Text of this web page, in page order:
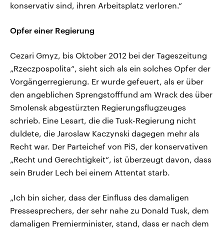
konservativ sind, ihren Arbeitsplatz verloren.“
Opfer einer Regierung
Cezari Gmyz, bis Oktober 2012 bei der Tageszeitung
„Rzeczpospolita“, sieht sich als ein solches Opfer der
Vorgängerregierung. Er wurde gefeuert, als er über
den angeblichen Sprengstofffund am Wrack des über
Smolensk abgestürzten Regierungsflugzeuges
schrieb. Eine Lesart, die die Tusk-Regierung nicht
duldete, die Jaroslaw Kaczynski dagegen mehr als
Recht war. Der Parteichef von PiS, der konservativen
„Recht und Gerechtigkeit“, ist überzeugt davon, dass
sein Bruder Lech bei einem Attentat starb.
„Ich bin sicher, dass der Einfluss des damaligen
Pressesprechers, der sehr nahe zu Donald Tusk, dem
damaligen Premierminister, stand, dass er nach dem